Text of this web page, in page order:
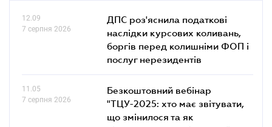
12.09
7 серпня 2026
ДПС роз'яснила податкові
наслідки курсових коливань,
боргів перед колишніми ФОП і
послуг нерезидентів
11.05
7 серпня 2026
Безкоштовний вебінар
"ТЦУ-2025: хто має звітувати,
що змінилося та як